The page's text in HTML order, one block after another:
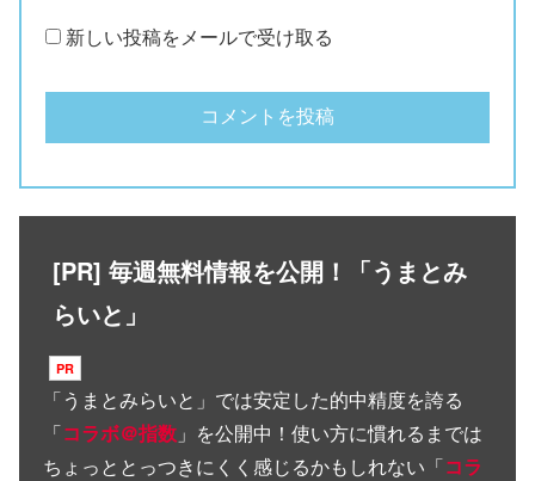
新しい投稿をメールで受け取る
[PR] 毎週無料情報を公開！「うまとみ
らいと」
「うまとみらいと 」では安定した的中精度を誇る
「コラボ＠指数 」を公開中！使い方に慣れるまでは
ちょっととっつきにくく感じるかもしれない「コラ